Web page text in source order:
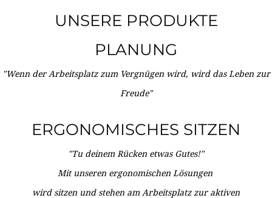
UNSERE PRODUKTE
PLANUNG
"Wenn der Arbeitsplatz zum Vergnügen wird, wird das Leben zur
Freude"
ERGONOMISCHES SITZEN
"Tu deinem Rücken etwas Gutes!"
Mit unseren ergonomischen Lösungen
wird sitzen und stehen am Arbeitsplatz zur aktiven